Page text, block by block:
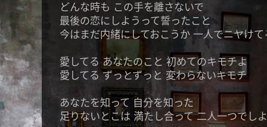
どんな時も この手を離さないで
最後の恋にしようって誓ったこと
今はまだ内緒にしておこうか 一人でニヤけ
愛してる あなたのこと 初めてのキモチよ
愛してる ずっとずっと 変わらないキモチ
あなたを知って 自分を知った
足りないとこは 満たし合って 二人一つでし